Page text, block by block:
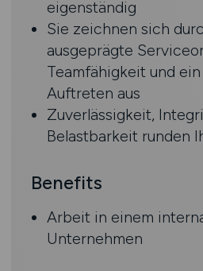
eigenständig
Sie zeichnen sich
ausgeprägte
Teamfähigkeit und
Auftreten aus
Zuverlässigkeit,
Belastbarkeit runden
Benefits
Arbeit in einem
Unternehmen